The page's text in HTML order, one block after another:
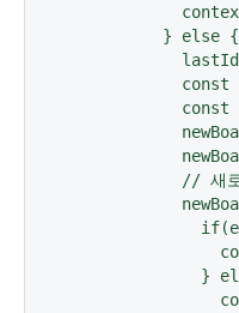
          } else {
const
const
// 새
}